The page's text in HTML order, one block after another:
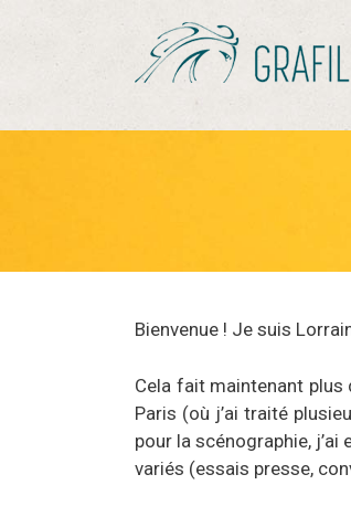
Bienvenue ! Je suis
Cela fait maintenant plus
Paris (où j’ai traité
pour la scénographie,
variés (essais presse,